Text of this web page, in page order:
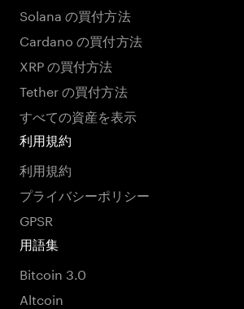
Solana の買付方法
Cardano の買付方法
XRP の買付方法
Tether の買付方法
すべての資産を表示
利用規約
利用規約
プライバシーポリシー
GPSR
用語集
Bitcoin 3.0
Altcoin